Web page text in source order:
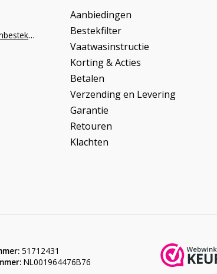
info@napoleonbestek.nl
Aanbiedingen
Bestekfilter
Vaatwasinstructie
Korting & Acties
Betalen
Verzending en Levering
Garantie
Retouren
Klachten
51712431
NL001964476B76